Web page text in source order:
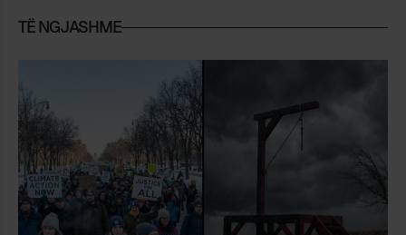
TË NGJASHME